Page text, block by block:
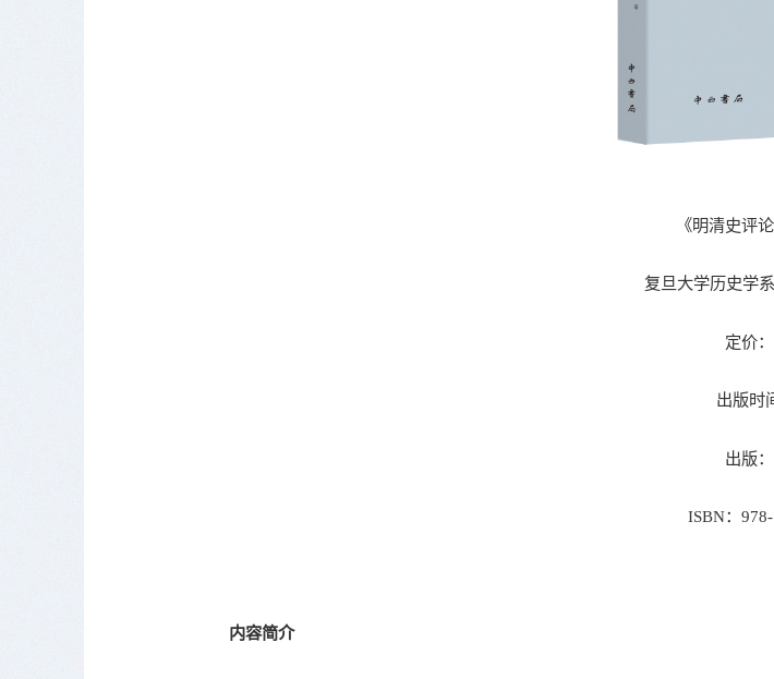
《明清史评
复旦大学历史学
定价
出版时
出版
ISBN：
内容简介